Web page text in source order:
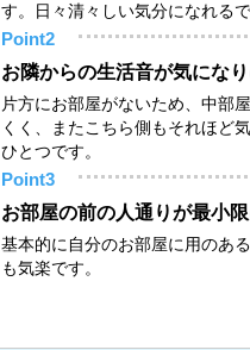
す。日々清々しい気分になれるで
Point2
お隣からの生活音が気にな
片方にお部屋がないため、中部
くく、またこちら側もそれほど
ひとつです。
Point3
お部屋の前の人通りが最小
基本的に自分のお部屋に用のあ
も気楽です。